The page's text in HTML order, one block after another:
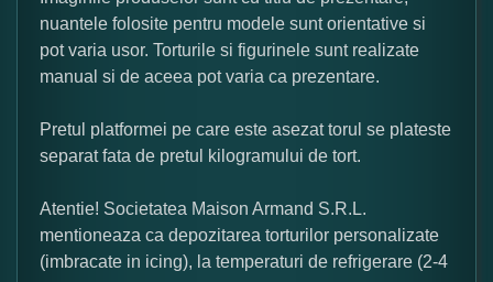
nuantele folosite pentru modele sunt orientative si
pot varia usor. Torturile si figurinele sunt realizate
manual si de aceea pot varia ca prezentare.
Pretul platformei pe care este asezat torul se plateste
separat fata de pretul kilogramului de tort.
Atentie! Societatea Maison Armand S.R.L.
mentioneaza ca depozitarea torturilor personalizate
(imbracate in icing), la temperaturi de refrigerare (2-4